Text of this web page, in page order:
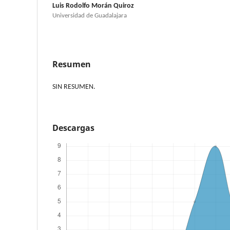
Luis Rodolfo Morán Quiroz
Universidad de Guadalajara
Resumen
SIN RESUMEN.
Descargas